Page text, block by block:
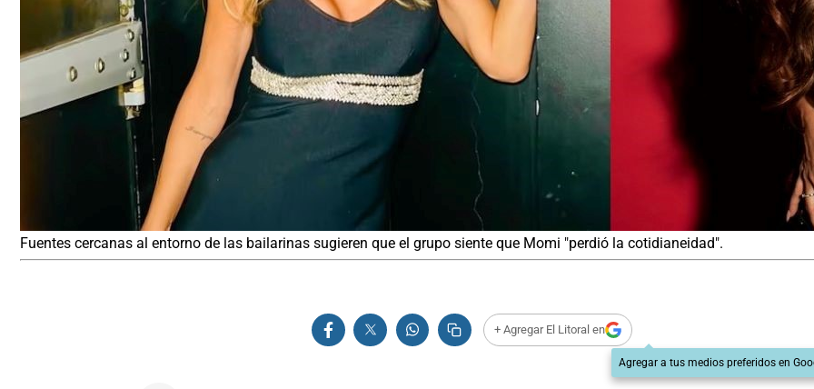
Fuentes cercanas al entorno de las bailarinas sugieren que el grupo siente que Momi "perdió la cotidianeidad".
+ Agregar El Litoral en
Agregar a tus medios preferidos en